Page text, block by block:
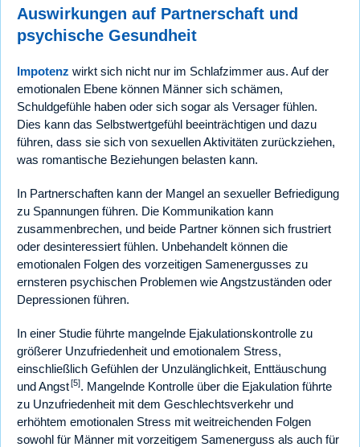
Auswirkungen auf Partnerschaft und
psychische Gesundheit
Impotenz wirkt sich nicht nur im Schlafzimmer aus. Auf der
emotionalen Ebene können Männer sich schämen,
Schuldgefühle haben oder sich sogar als Versager fühlen.
Dies kann das Selbstwertgefühl beeinträchtigen und dazu
führen, dass sie sich von sexuellen Aktivitäten zurückziehen,
was romantische Beziehungen belasten kann.
In Partnerschaften kann der Mangel an sexueller Befriedigung
zu Spannungen führen. Die Kommunikation kann
zusammenbrechen, und beide Partner können sich frustriert
oder desinteressiert fühlen. Unbehandelt können die
emotionalen Folgen des vorzeitigen Samenergusses zu
ernsteren psychischen Problemen wie Angstzuständen oder
Depressionen führen.
In einer Studie führte mangelnde Ejakulationskontrolle zu
größerer Unzufriedenheit und emotionalem Stress,
einschließlich Gefühlen der Unzulänglichkeit, Enttäuschung
und Angst[5]. Mangelnde Kontrolle über die Ejakulation führte
zu Unzufriedenheit mit dem Geschlechtsverkehr und
erhöhtem emotionalen Stress mit weitreichenden Folgen
sowohl für Männer mit vorzeitigem Samenerguss als auch für